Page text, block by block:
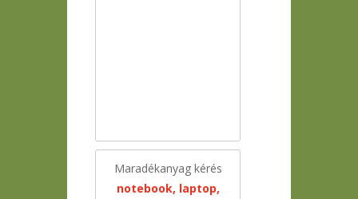
Maradékanyag kérés
notebook, laptop,